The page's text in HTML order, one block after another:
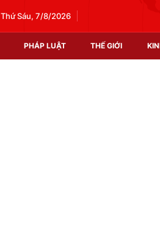
Thứ Sáu, 7/8/2026
PHÁP LUẬT THẾ GIỚI